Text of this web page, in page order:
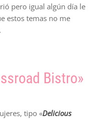
pero igual algún día le
estos temas no me
Bistro»
tipo «Delicious